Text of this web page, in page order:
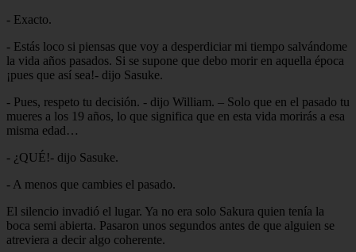
- Exacto.
- Estás loco si piensas que voy a desperdiciar mi tiempo salvándome
la vida años pasados. Si se supone que debo morir en aquella época
¡pues que así sea!- dijo Sasuke.
- Pues, respeto tu decisión. - dijo William. – Solo que en el pasado tu
mueres a los 19 años, lo que significa que en esta vida morirás a esa
misma edad…
- ¿QUÉ!- dijo Sasuke.
- A menos que cambies el pasado.
El silencio invadió el lugar. Ya no era solo Sakura quien tenía la
boca semi abierta. Pasaron unos segundos antes de que alguien se
atreviera a decir algo coherente.